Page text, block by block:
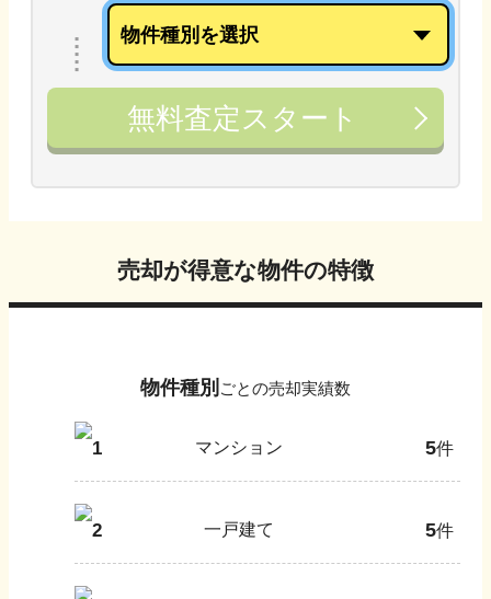
無料査定スタート
売却が得意な物件の特徴
物件種別 ごとの売却実績数
1 マンション 5件
2 一戸建て 5件